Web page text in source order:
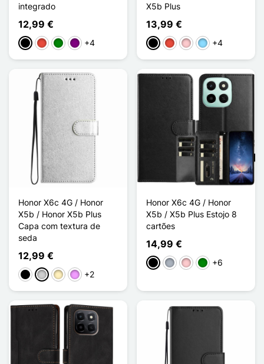
integrado
12,99 €
PretoVermelho
VerdePúrpura
+4
X5b Plus
13,99 €
PretoVermelho
RosaAzul Claro
+4
Honor X6c 4G / Honor
X5b / Honor X5b Plus
Capa com textura de
seda
12,99 €
PretoPrataOuroVioleta ligeira
+2
Honor X6c 4G / Honor
X5b / X5b Plus Estojo 8
cartões
14,99 €
PretoCinzento
RosaVerde
+6